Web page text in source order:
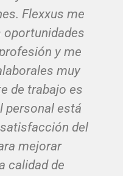
Flexxus me
oportunidades
y me
muy
de trabajo es
personal está
del
mejorar
calidad de